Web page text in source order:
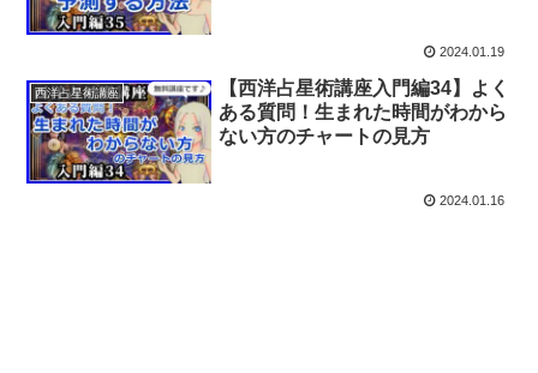
2024.01.19
西洋占星術講座
【西洋占星術講座入門編34】よく
ある質問！生まれた時間がわから
ない方のチャートの見方
2024.01.16